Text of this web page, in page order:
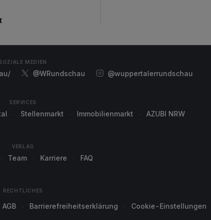
SOZIALE MEDIEN
@WRundschau @wuppertalerrundschau
SERVICES
Stellenmarkt Immobilienmarkt AZUBI NRW
VERLAG
Team Karriere FAQ
RECHTLICHES
AGB Barrierefreiheitserklärung Cookie-Einstellungen